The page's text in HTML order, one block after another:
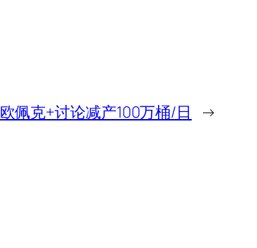
欧佩克+讨论减产100万桶/日 →